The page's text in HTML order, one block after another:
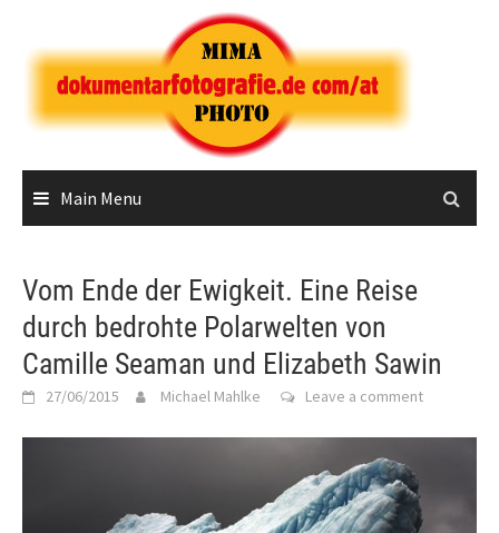
content
Main Menu
Vom Ende der Ewigkeit. Eine Reise
durch bedrohte Polarwelten von
Camille Seaman und Elizabeth Sawin
27/06/2015 Michael Mahlke Leave a comment